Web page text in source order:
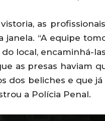
as
janela. “A equipe
local, encaminhá-
as presas haviam
dos beliches e que
a Polícia Penal.